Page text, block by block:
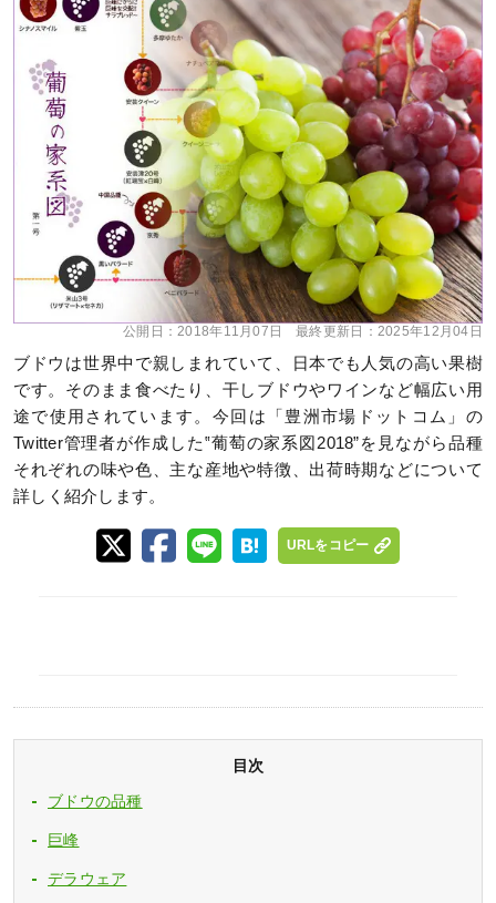
公開日：2018年11月07日 最終更新日： 2025年12月04日
ブドウは世界中で親しまれていて、日本でも人気の高い果樹
です。そのまま食べたり、干しブドウやワインなど幅広い用
途で使用されています。今回は「豊洲市場ドットコム」の
Twitter管理者が作成した‟葡萄の家系図2018”を見ながら品種
それぞれの味や色、主な産地や特徴、出荷時期などについて
詳しく紹介します。
URLをコピー
目次
ブドウの品種
巨峰
デラウェア